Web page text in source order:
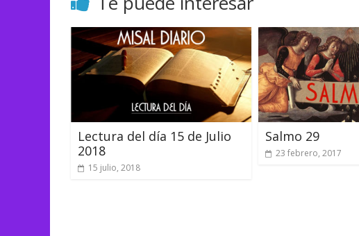
Lectura del día 15 de Julio
2018
15 julio, 2018
Salmo 29
23 febrero, 2017